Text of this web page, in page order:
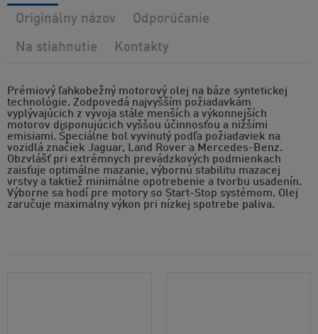
Prémiový ľahkobežný motorový olej na báze syntetickej
technológie. Zodpovedá najvyšším požiadavkám
vyplývajúcich z vývoja stále menších a výkonnejších
motorov disponujúcich vyššou účinnosťou a nižšími
emisiami. Špeciálne bol vyvinutý podľa požiadaviek na
vozidlá značiek Jaguar, Land Rover a Mercedes-Benz.
Obzvlášť pri extrémnych prevádzkových podmienkach
zaisťuje optimálne mazanie, výbornú stabilitu mazacej
vrstvy a taktiež minimálne opotrebenie a tvorbu usadenín.
Výborne sa hodí pre motory so Start-Stop systémom. Olej
zaručuje maximálny výkon pri nízkej spotrebe paliva.
Originálny názov Odporúčanie
Na stiahnutie Kontakty